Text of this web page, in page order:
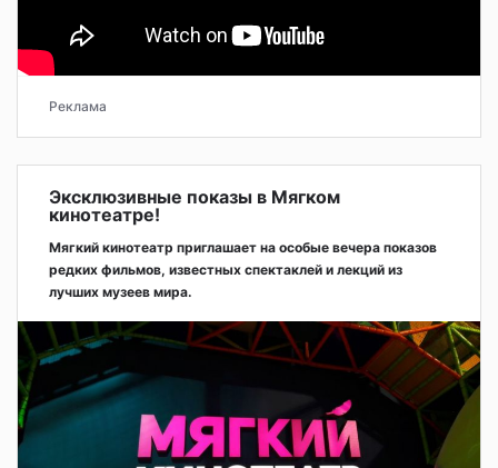
Реклама
Эксклюзивные показы в Мягком
кинотеатре!
Мягкий кинотеатр приглашает на особые вечера показов
редких фильмов, известных спектаклей и лекций из
лучших музеев мира.